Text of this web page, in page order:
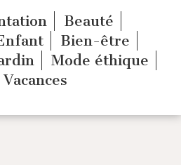
Beauté
Bien-être
Mode éthique
Vacances